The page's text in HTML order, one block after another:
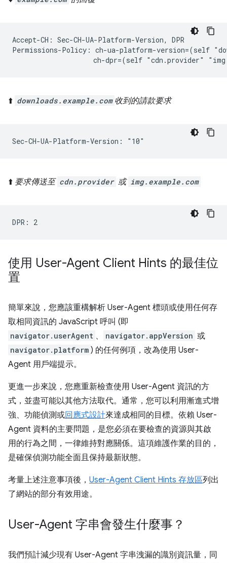
Accept-CH: Sec-CH-UA-Platform-Version, DPR
Permissions-Policy: ch-ua-platform-version=(self
⬆️ downloads.example.com 收到的請款要求
⬆️ 要求傳送至 cdn.provider 或 img.example.com
使用 User-Agent Client Hints 的最佳位
置
簡單來說，您應該重構解析 User-Agent 標頭或使用任何存
取相同資訊的 JavaScript 呼叫 (即
navigator.userAgent 、 navigator.appVersion 或
navigator.platform ) 的任何例項，改為使用 User-
Agent 用戶端提示。
更進一步來說，您應重新檢查使用 User-Agent 資訊的方
式，並盡可能以其他方法取代。通常，您可以利用漸進式增
強、功能偵測或回應式設計來達成相同的目標。依賴 User-
Agent 資料的主要問題，是您必須在要檢查的資源與其啟
用的行為之間，一律維持對應關係。這項維護作業的目的，
是確保偵測功能全面且保持最新狀態。
考量上述注意事項後， User-Agent Client Hints 存放區列出
了網站的部分有效用途。
User-Agent 字串會發生什麼事？
我們預計減少現有 User-Agent 字串洩漏的識別資訊量，同